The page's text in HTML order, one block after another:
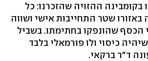
ההזויה שהזכרנו: כל
באזורו שטר התחייבות אישי ושווה
הכסף שהונפקו בחתימתו. בשביל
כיסוי ולו פורמאלי בלבד
ד"ר ברקאי.